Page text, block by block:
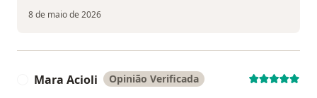
8 de maio de 2026
Mara Acioli Opinião Verificada